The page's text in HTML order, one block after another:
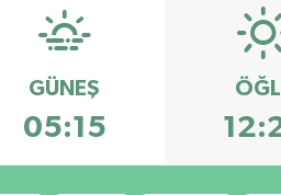
GÜNEŞ
05:15